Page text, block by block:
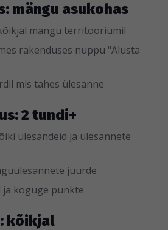
mängu asukohas
mängu territooriumil
rakenduses nuppu "Alusta
mis tahes ülesanne
2 tundi+
ülesandeid ja ülesannete
juurde
ja koguge punkte
kõikjal